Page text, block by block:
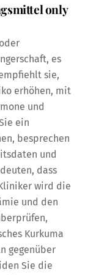
only
es
sie,
erhöhen, mit
und
ein
besprechen
und
dass
wird die
und den
Kurkuma
gegenüber
Sie die